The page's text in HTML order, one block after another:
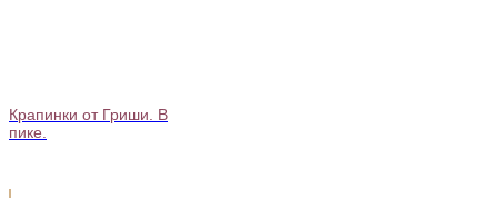
Крапинки от Гриши. В
пике.